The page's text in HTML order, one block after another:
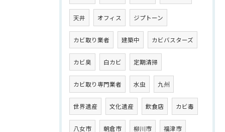
天井 オフィス ジプトーン
カビ取り業者 建築中 カビバスターズ
カビ臭 白カビ 定期清掃
カビ取り専門業者 水虫 九州
世界遺産 文化遺産 飲食店 カビ毒
八女市 朝倉市 柳川市 福津市